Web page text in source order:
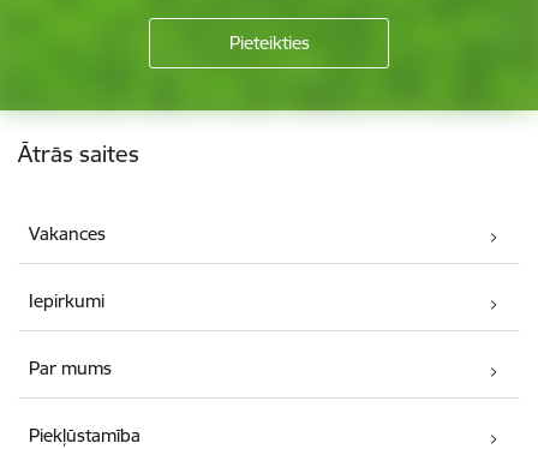
Kājene
Ātrās saites
Vakances
Iepirkumi
Par mums
Piekļūstamība